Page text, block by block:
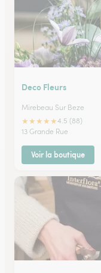
Deco Fleurs
Mirebeau Sur Beze
★★★★★4.5 (88)
13 Grande Rue
Voir la boutique